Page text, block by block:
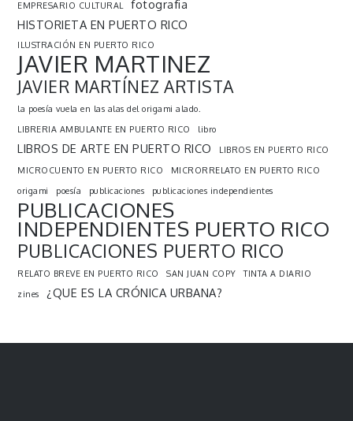
EMPRESARIO CULTURAL
fotografia
HISTORIETA EN PUERTO RICO
ILUSTRACIÓN EN PUERTO RICO
JAVIER MARTINEZ
JAVIER MARTÍNEZ ARTISTA
la poesía vuela en las alas del origami alado.
LIBRERIA AMBULANTE EN PUERTO RICO
libro
LIBROS DE ARTE EN PUERTO RICO
LIBROS EN PUERTO RICO
MICROCUENTO EN PUERTO RICO
MICRORRELATO EN PUERTO RICO
origami
poesía publicaciones publicaciones independientes
PUBLICACIONES
INDEPENDIENTES PUERTO RICO
PUBLICACIONES PUERTO RICO
RELATO BREVE EN PUERTO RICO SAN JUAN COPY
TINTA A DIARIO
zines
¿QUE ES LA CRÓNICA URBANA?